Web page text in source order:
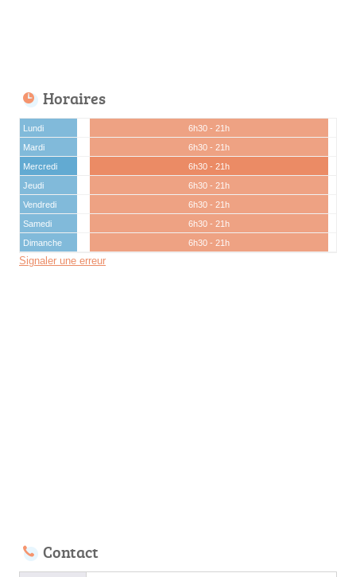
Horaires
Lundi
6h30 - 21h
Mardi
6h30 - 21h
Mercredi
6h30 - 21h
Jeudi
6h30 - 21h
Vendredi
6h30 - 21h
Samedi
6h30 - 21h
Dimanche
6h30 - 21h
Signaler une erreur
Contact